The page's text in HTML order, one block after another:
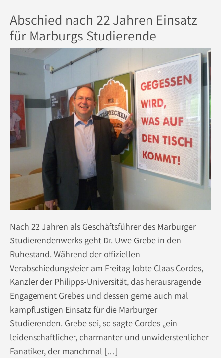
Abschied nach 22 Jahren Einsatz
für Marburgs Studierende
Nach 22 Jahren als Geschäftsführer des Marburger
Studierendenwerks geht Dr. Uwe Grebe in den
Ruhestand. Während der offiziellen
Verabschiedungsfeier am Freitag lobte Claas Cordes,
Kanzler der Philipps-Universität, das herausragende
Engagement Grebes und dessen gerne auch mal
kampflustigen Einsatz für die Marburger
Studierenden. Grebe sei, so sagte Cordes „ein
leidenschaftlicher, charmanter und unwiderstehlicher
Fanatiker, der manchmal […]